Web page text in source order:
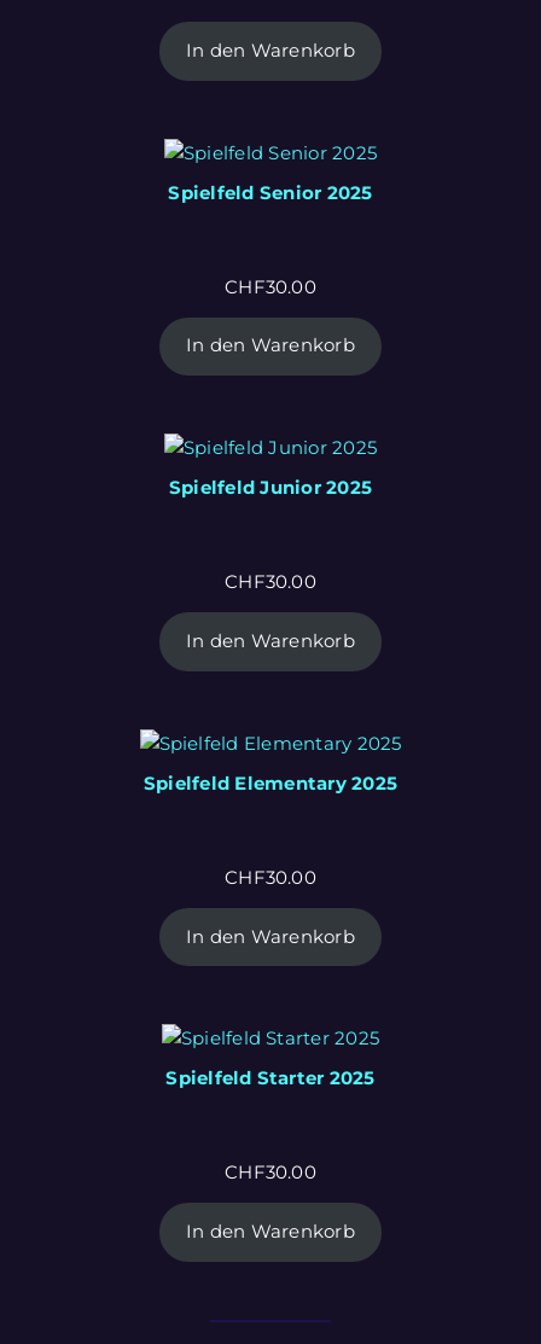
In den Warenkorb
Spielfeld Senior 2025
CHF30.00
In den Warenkorb
Spielfeld Junior 2025
CHF30.00
In den Warenkorb
Spielfeld Elementary 2025
CHF30.00
In den Warenkorb
Spielfeld Starter 2025
CHF30.00
In den Warenkorb